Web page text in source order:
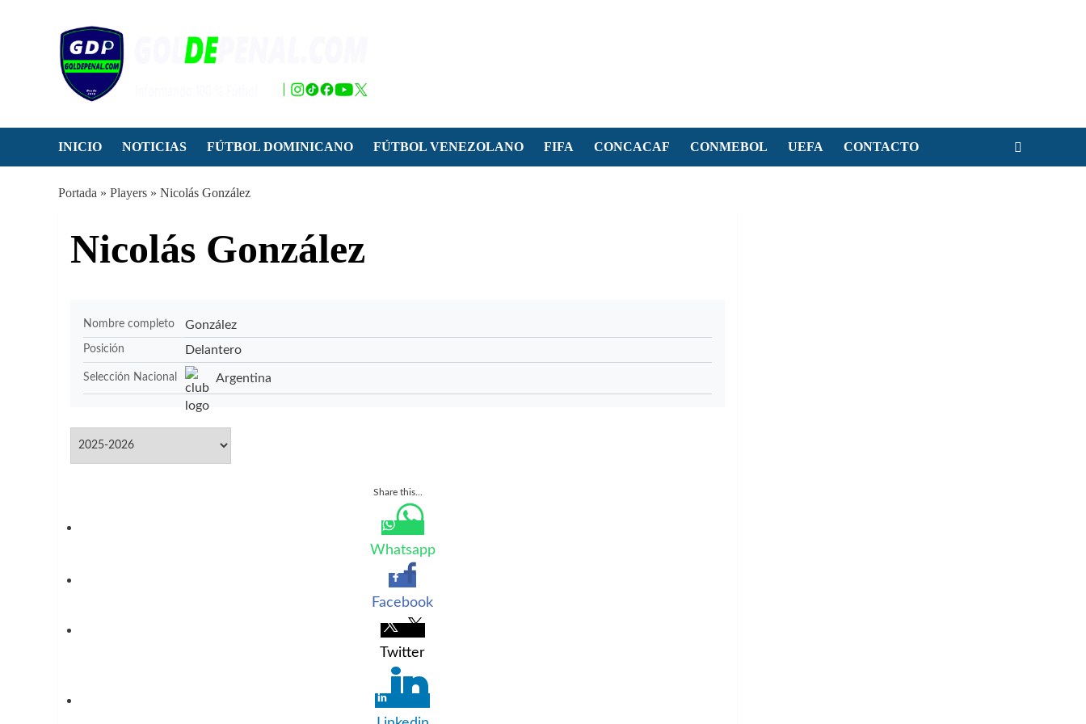
INICIO NOTICIAS FÚTBOL DOMINICANO FÚTBOL VENEZOLANO FIFA CONCACAF CONMEBOL UEFA CONTACTO
Portada » Players » Nicolás González
Nicolás González
Nombre completo González
Posición Delantero
Selección Nacional Argentina
Share this...
Whatsapp
Facebook
Twitter